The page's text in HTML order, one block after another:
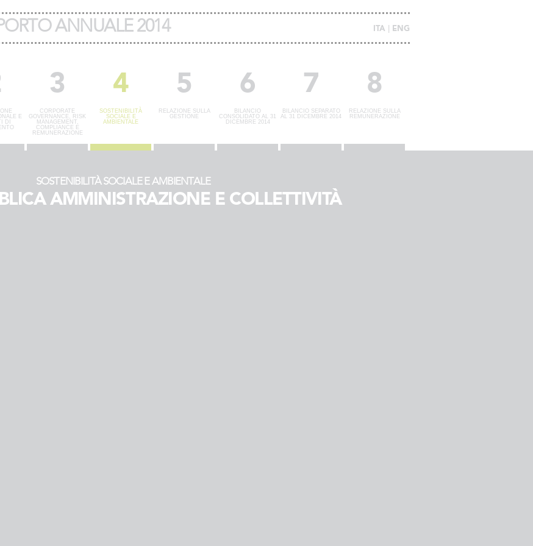
ANNUALE 2014 ITA ENG
E
DI
3
CORPORATE
GOVERNANCE, RISK
MANAGEMENT,
COMPLIANCE E
REMUNERAZIONE
4
SOSTENIBILITÀ
SOCIALE E
AMBIENTALE
5
RELAZIONE SULLA
GESTIONE
6
BILANCIO
CONSOLIDATO AL 31
DICEMBRE 2014
7
BILANCIO SEPARATO
AL 31 DICEMBRE 2014
8
RELAZIONE SULLA
REMUNERAZIONE
AMMINISTRAZIONE E COLLETTIVITÀ
SOSTENIBILITÀ SOCIALE E AMBIENTALE